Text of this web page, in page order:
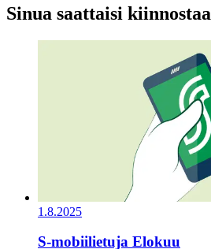
Sinua saattaisi kiinnostaa
1.8.2025
S-mobiilietuja Elokuu